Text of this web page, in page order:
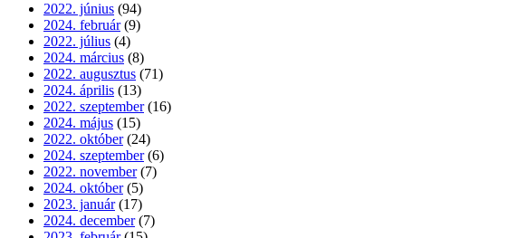
2022. június (94)
2024. február (9)
2022. július (4)
2024. március (8)
2022. augusztus (71)
2024. április (13)
2022. szeptember (16)
2024. május (15)
2022. október (24)
2024. szeptember (6)
2022. november (7)
2024. október (5)
2023. január (17)
2024. december (7)